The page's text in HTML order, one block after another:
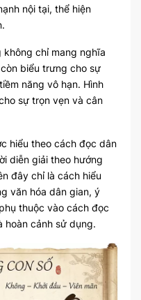
nội tại, thể hiện
không chỉ mang nghĩa
biểu trưng cho sự
năng vô hạn. Hình
sự trọn vẹn và cân
hiểu theo cách đọc dân
diễn giải theo hướng
đây chỉ là cách hiểu
văn hóa dân gian, ý
thuộc vào cách đọc
hoàn cảnh sử dụng.